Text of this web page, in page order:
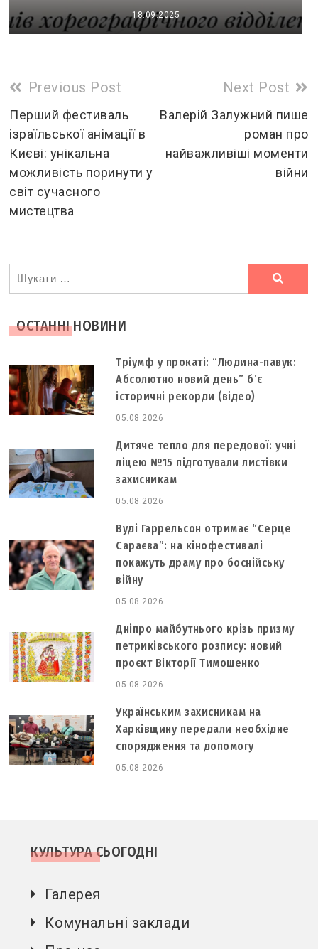
18.09.2025
Read
more
articles
Previous Post
Перший фестиваль
ізраїльської анімації в
Києві: унікальна
можливість поринути у
світ сучасного
мистецтва
Next Post
Валерій Залужний пише
роман про
найважливіші моменти
війни
Ви
шукали
ОСТАННІ НОВИНИ
Тріумф у прокаті: “Людина-павук:
Абсолютно новий день” б’є
історичні рекорди (відео)
05.08.2026
Дитяче тепло для передової: учні
ліцею №15 підготували листівки
захисникам
05.08.2026
Вуді Гаррельсон отримає “Серце
Сараєва”: на кінофестивалі
покажуть драму про боснійську
війну
05.08.2026
Дніпро майбутнього крізь призму
петриківського розпису: новий
проєкт Вікторії Тимошенко
05.08.2026
Українським захисникам на
Харківщину передали необхідне
спорядження та допомогу
05.08.2026
КУЛЬТУРА СЬОГОДНІ
Галерея
Комунальні заклади